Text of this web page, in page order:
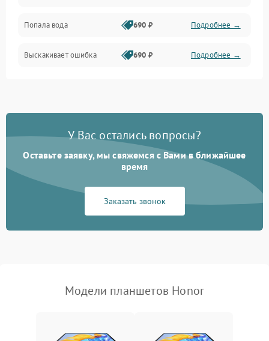
Разговор (микрофон, динамик)
Перегрев и нестабильная работа
Программные сбои
Попала вода 690 ₽ Подробнее →
Выскакивает ошибка 690 ₽ Подробнее →
У Вас остались вопросы?
Оставьте заявку, мы свяжемся с Вами в ближайшее
время
Заказать звонок
Модели планшетов Honor